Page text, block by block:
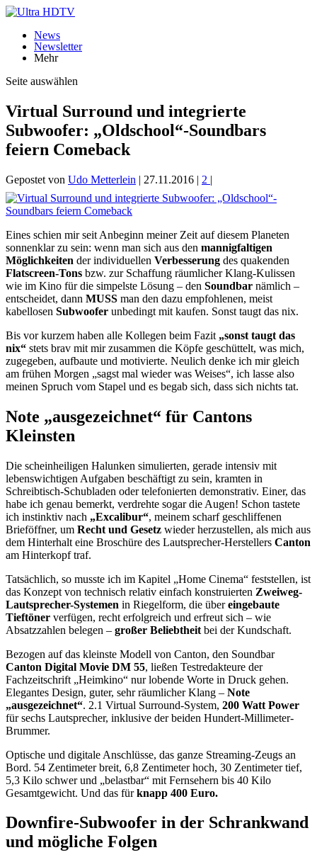
News
Newsletter
Mehr
Seite auswählen
Virtual Surround und integrierte
Subwoofer: „Oldschool“-Soundbars
feiern Comeback
Gepostet von Udo Metterlein | 27.11.2016 | 2 |
Eines schien mir seit Anbeginn meiner Zeit auf diesem Planeten
sonnenklar zu sein: wenn man sich aus den mannigfaltigen
Möglichkeiten der individuellen Verbesserung des quakenden
Flatscreen-Tons bzw. zur Schaffung räumlicher Klang-Kulissen
wie im Kino für die simpelste Lösung – den Soundbar nämlich –
entscheidet, dann MUSS man den dazu empfohlenen, meist
kabellosen Subwoofer unbedingt mit kaufen. Sonst taugt das nix.
Bis vor kurzem haben alle Kollegen beim Fazit „sonst taugt das
nix“ stets brav mit mir zusammen die Köpfe geschüttelt, was mich,
zugegeben, aufbaute und motivierte. Neulich denke ich mir gleich
am frühen Morgen „sagst mal wieder was Weises“, ich lasse also
meinen Spruch vom Stapel und es begab sich, dass sich nichts tat.
Note „ausgezeichnet“ für Cantons
Kleinsten
Die scheinheiligen Halunken simulierten, gerade intensiv mit
lebenswichtigen Aufgaben beschäftigt zu sein, kramten in
Schreibtisch-Schubladen oder telefonierten demonstrativ. Einer, das
habe ich genau bemerkt, verdrehte sogar die Augen! Schon tastete
ich instinktiv nach „Excalibur“, meinem scharf geschliffenen
Brieföffner, um Recht und Gesetz wieder herzustellen, als mich aus
dem Hinterhalt eine Broschüre des Lautsprecher-Herstellers Canton
am Hinterkopf traf.
Tatsächlich, so musste ich im Kapitel „Home Cinema“ feststellen, ist
das Konzept von technisch relativ einfach konstruierten Zweiweg-
Lautsprecher-Systemen in Riegelform, die übereingebaute
Tieftöner verfügen, recht erfolgreich und erfreut sich – wie
Absatzzahlen belegen – großer Beliebtheit bei der Kundschaft.
Bezogen auf das kleinste Modell von Canton, den Soundbar
Canton Digital Movie DM 55, ließen Testredakteure der
Fachzeitschrift „Heimkino“ nur lobende Worte in Druck gehen.
Elegantes Design, guter, sehr räumlicher Klang – Note
„ausgezeichnet“. 2.1 Virtual Surround-System, 200 Watt Power
für sechs Lautsprecher, inklusive der beiden Hundert-Millimeter-
Brummer.
Optische und digitale Anschlüsse, das ganze Streaming-Zeugs an
Bord. 54 Zentimeter breit, 6,8 Zentimeter hoch, 30 Zentimeter tief,
5,3 Kilo schwer und „belastbar“ mit Fernsehern bis 40 Kilo
Gesamtgewicht. Und das fürknapp 400 Euro.
Downfire-Subwoofer in der Schrankwand
und mögliche Folgen